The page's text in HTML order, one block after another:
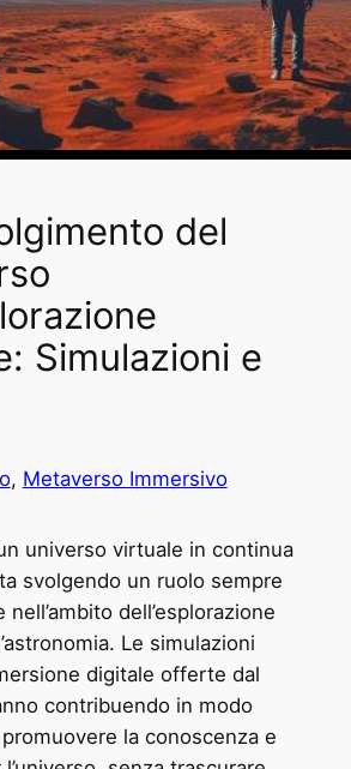
del
Simulazioni e
, Metaverso Immersivo
universo virtuale in continua
svolgendo un ruolo sempre
dell’esplorazione
Le simulazioni
digitale offerte dal
contribuendo in modo
la conoscenza e